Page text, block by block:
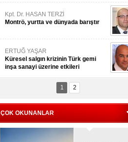
Kpt. Dr. HASAN TERZİ
Montrö, yurtta ve dünyada barıştır
ERTUĞ YAŞAR
Küresel salgın krizinin Türk gemi
inşa sanayi üzerine etkileri
Kpt. MESUT AZMİ GÖKSOY
ithafen...
1 2
ÇOK OKUNANLAR